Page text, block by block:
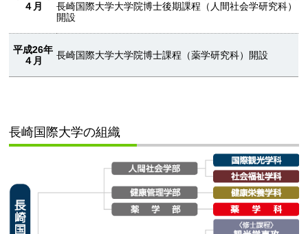
４月
長崎国際大学大学院博士後期課程（人間社会学研究科）
開設
平成26年
４月
長崎国際大学大学院博士課程（薬学研究科）開設
長崎国際大学の組織